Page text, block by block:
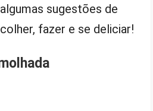
sugestões de
fazer e se deliciar!